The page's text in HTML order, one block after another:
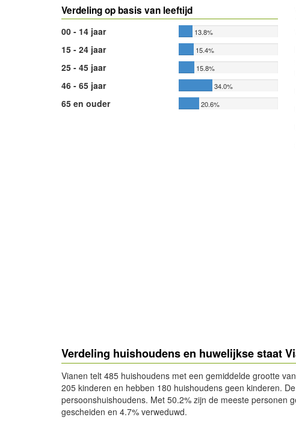
Verdeling op basis van leeftijd
00 - 14 jaar 13.8%
15 - 24 jaar 15.4%
25 - 45 jaar 15.8%
46 - 65 jaar 34.0%
65 en ouder 20.6%
Verdeling huishoudens en huwelijkse staat
Vianen telt 485 huishoudens met een gemiddelde grootte
205 kinderen en hebben 180 huishoudens geen kinderen.
persoonshuishoudens. Met 50.2% zijn de meeste personen
gescheiden en 4.7% verweduwd.